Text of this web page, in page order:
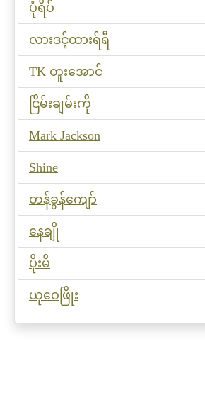
ပုံရိပ်
လားဒင့်ထားရ်ရီ
TK တူးအောင်
ငြိမ်းချမ်းကို
Mark Jackson
Shine
တန်ခွန်ကျော်
နေချို
ပိုးမိ
ယုဝေဖြိုး